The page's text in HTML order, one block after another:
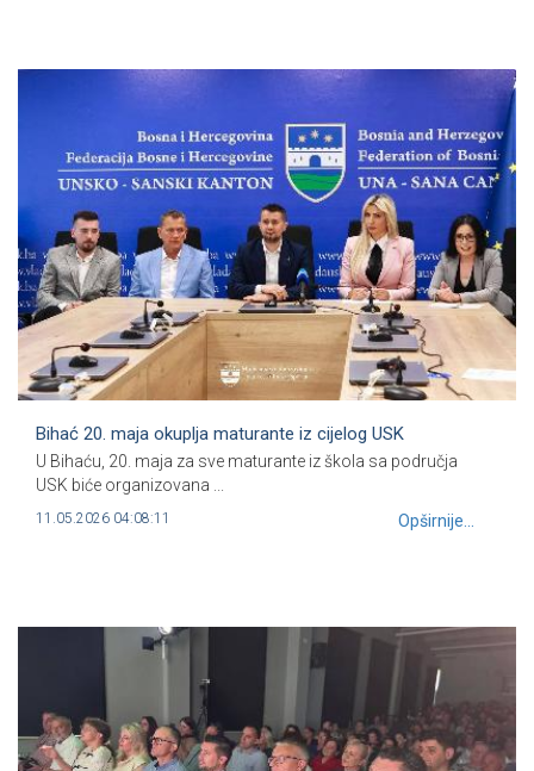
Bihać 20. maja okuplja maturante iz cijelog USK
U Bihaću, 20. maja za sve maturante iz škola sa područja
USK biće organizovana ...
11.05.2026 04:08:11 Opširnije...